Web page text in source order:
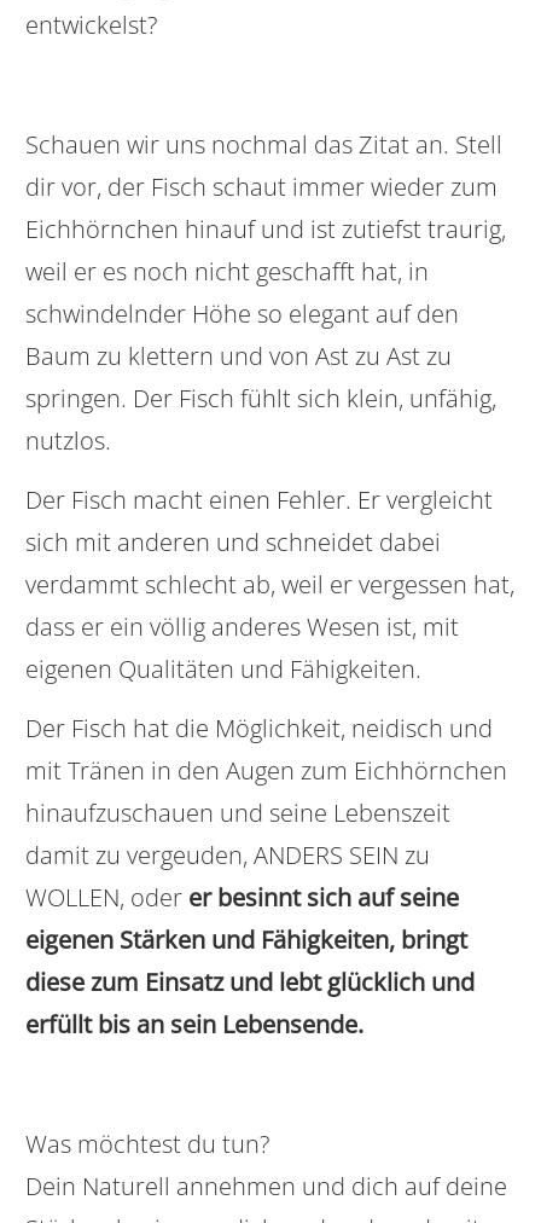
entwickelst?
Schauen wir uns nochmal das Zitat an. Stell
dir vor, der Fisch schaut immer wieder zum
Eichhörnchen hinauf und ist zutiefst traurig,
weil er es noch nicht geschafft hat, in
schwindelnder Höhe so elegant auf den
Baum zu klettern und von Ast zu Ast zu
springen. Der Fisch fühlt sich klein, unfähig,
nutzlos.
Der Fisch macht einen Fehler. Er vergleicht
sich mit anderen und schneidet dabei
verdammt schlecht ab, weil er vergessen hat,
dass er ein völlig anderes Wesen ist, mit
eigenen Qualitäten und Fähigkeiten.
Der Fisch hat die Möglichkeit, neidisch und
mit Tränen in den Augen zum Eichhörnchen
hinaufzuschauen und seine Lebenszeit
damit zu vergeuden, ANDERS SEIN zu
WOLLEN, oder er besinnt sich auf seine
eigenen Stärken und Fähigkeiten, bringt
diese zum Einsatz und lebt glücklich und
erfüllt bis an sein Lebensende.
Was möchtest du tun?
Dein Naturell annehmen und dich auf deine